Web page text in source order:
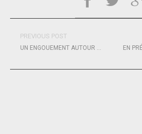
PREVIOUS POST
UN ENGOUEMENT AUTOUR DU VENDÉE GLOBE AUPRÈS DES AIDANTS